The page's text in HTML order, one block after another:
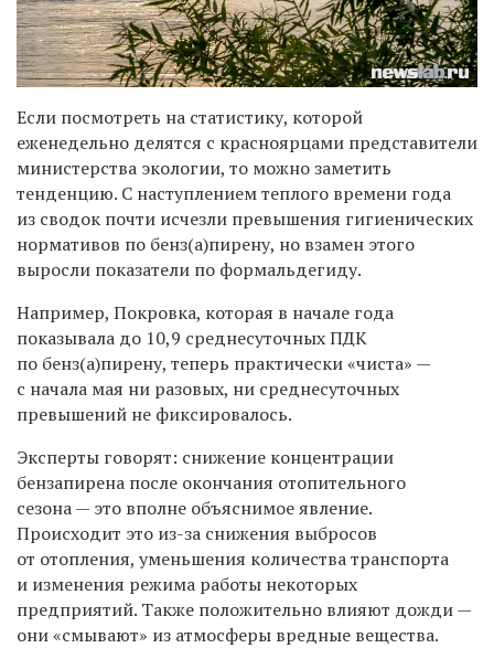
Если посмотреть на статистику, которой
еженедельно делятся с красноярцами представители
министерства экологии, то можно заметить
тенденцию. С наступлением теплого времени года
из сводок почти исчезли превышения гигиенических
нормативов по бенз(а)пирену, но взамен этого
выросли показатели по формальдегиду.
Например, Покровка, которая в начале года
показывала до 10,9 среднесуточных ПДК
по бенз(а)пирену, теперь практически«чиста» —
с начала мая ни разовых, ни среднесуточных
превышений не фиксировалось.
Эксперты говорят: снижение концентрации
бензапирена после окончания отопительного
сезона — это вполне объяснимое явление.
Происходит это из-за снижения выбросов
от отопления, уменьшения количества транспорта
и изменения режима работы некоторых
предприятий. Также положительно влияют дожди—
они«смывают» из атмосферы вредные вещества.